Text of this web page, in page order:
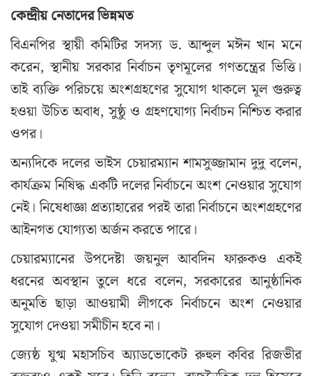
কেন্দ্রীয় নেতাদের ভিন্নমত
বিএনপির স্থায়ী কমিটির সদস্য ড. আব্দুল মঈন খান মনে
করেন, স্থানীয় সরকার নির্বাচন তৃণমূলের গণতন্ত্রের ভিত্তি।
তাই ব্যক্তি পরিচয়ে অংশগ্রহণের সুযোগ থাকলে মূল গুরুত্ব
হওয়া উচিত অবাধ, সুষ্ঠু ও গ্রহণযোগ্য নির্বাচন নিশ্চিত করার
ওপর।
অন্যদিকে দলের ভাইস চেয়ারম্যান শামসুজ্জামান দুদু বলেন,
কার্যক্রম নিষিদ্ধ একটি দলের নির্বাচনে অংশ নেওয়ার সুযোগ
নেই। নিষেধাজ্ঞা প্রত্যাহারের পরই তারা নির্বাচনে অংশগ্রহণের
আইনগত যোগ্যতা অর্জন করতে পারে।
চেয়ারম্যানের উপদেষ্টা জয়নুল আবদিন ফারুকও একই
ধরনের অবস্থান তুলে ধরে বলেন, সরকারের আনুষ্ঠানিক
অনুমতি ছাড়া আওয়ামী লীগকে নির্বাচনে অংশ নেওয়ার
সুযোগ দেওয়া সমীচীন হবে না।
জ্যেষ্ঠ যুগ্ম মহাসচিব অ্যাডভোকেট রুহুল কবির রিজভীর